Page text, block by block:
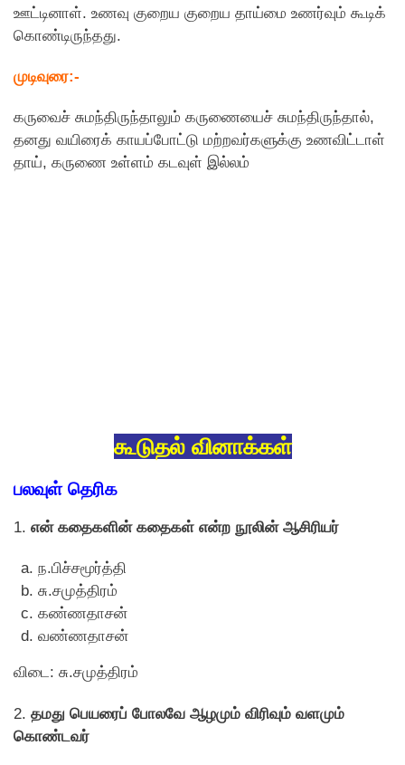
ஊட்டினாள். உணவு குறைய குறைய தாய்மை உணர்வும் கூடிக்
கொண்டிருந்தது.
முடிவுரை:-
கருவைச் சுமந்திருந்தாலும் கருணையைச் சுமந்திருந்தால்,
தனது வயிரைக் காயப்போட்டு மற்றவர்களுக்கு உணவிட்டாள்
தாய், கருணை உள்ளம் கடவுள் இல்லம்
கூடுதல் வினாக்கள்
பலவுள் தெரிக
1. என் கதைகளின் கதைகள் என்ற நூலின் ஆசிரியர்
ந.பிச்சமூர்த்தி
சு.சமுத்திரம்
கண்ணதாசன்
வண்ணதாசன்
விடை: சு.சமுத்திரம்
2. தமது பெயரைப் போலவே ஆழமும் விரிவும் வளமும்
கொண்டவர்